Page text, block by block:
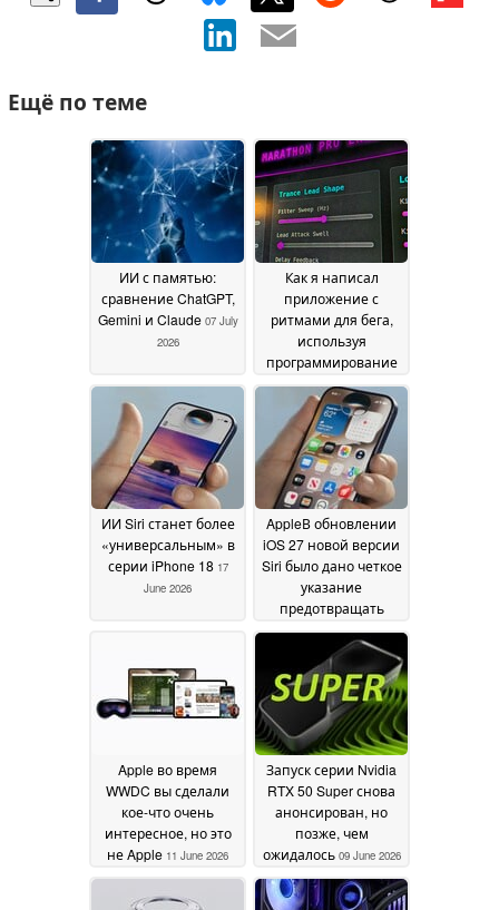
Ещё по теме
ИИ с памятью:
сравнение ChatGPT,
Gemini и Claude 07 July
2026
Как я написал
приложение с
ритмами для бега,
используя
программирование
по ощущениям,
прямо во время
пробежки 06 July 2026
ИИ Siri станет более
«универсальным» в
серии iPhone 18 17
June 2026
AppleВ обновлении
iOS 27 новой версии
Siri было дано четкое
указание
предотвращать
проблемы,
связанные с
идентичностью и
предвзятостью
искусственного
интеллекта12 June
2026
Apple во время
WWDC вы сделали
кое-что очень
интересное, но это
не Apple 11 June 2026
Запуск серии Nvidia
RTX 50 Super снова
анонсирован, но
позже, чем
ожидалось 09 June 2026